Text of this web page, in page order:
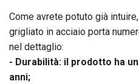
Come avrete potuto già
grigliato in acciaio porta
nel dettaglio:
- Durabilità: il prodotto ha
anni;